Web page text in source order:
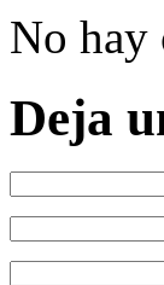
No hay
Deja